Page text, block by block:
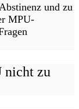
und zu
MPU-
nicht zu